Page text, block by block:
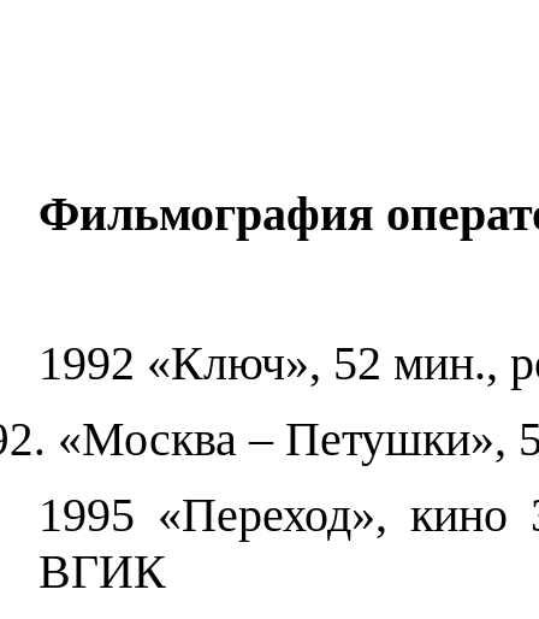
Фильмография
1992 «Ключ», 52 мин.,
«Москва – Петушки»,
1995 «Переход»,
ВГИК